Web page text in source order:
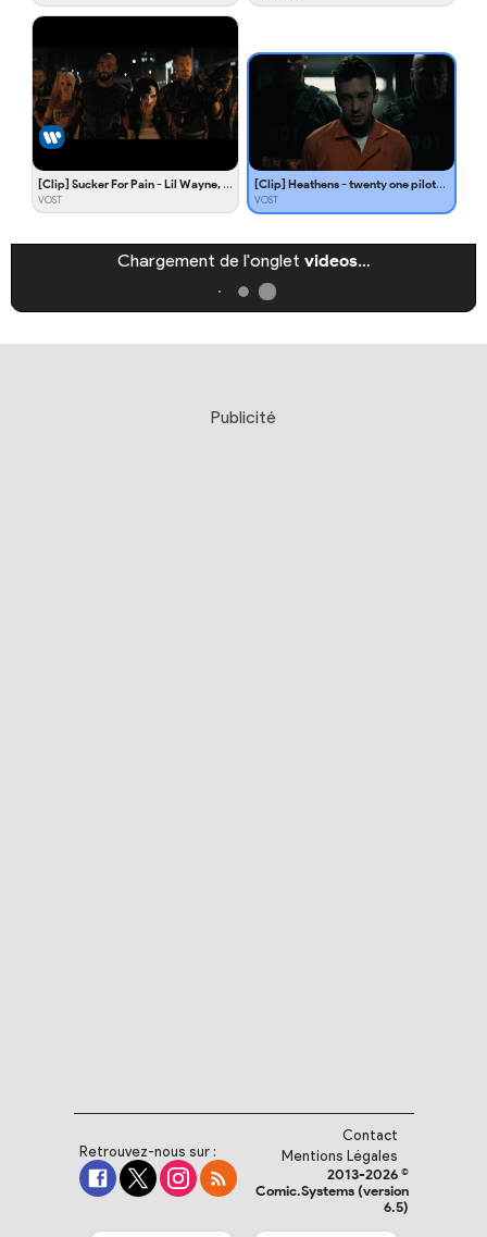
[Clip] Sucker For Pain - Lil Wayne, Wiz Khalifa & Imagine Dragons w/ Logic & Ty Dolla $ign ft X Ambassadors (OST de l'album)
VOST
[Clip] Heathens - twenty one pilots (OST de l'album)
VOST
Chargement de l'onglet videos…
Publicité
Retrouvez-nous sur :
Contact
Mentions Légales
2013-2026 ©
Comic.Systems (version
6.5)